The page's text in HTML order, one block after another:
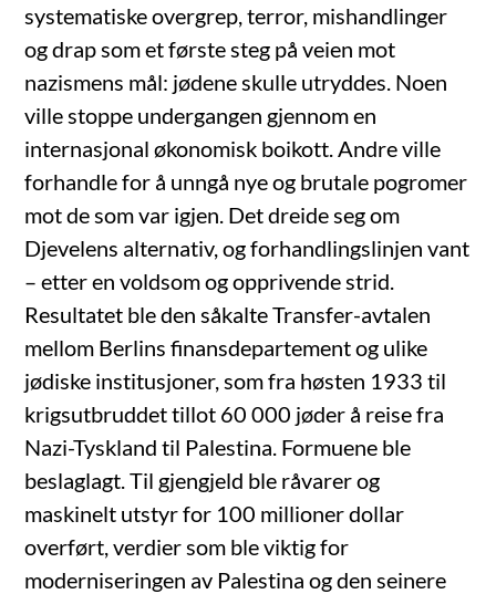
systematiske overgrep, terror, mishandlinger
og drap som et første steg på veien mot
nazismens mål: jødene skulle utryddes. Noen
ville stoppe undergangen gjennom en
internasjonal økonomisk boikott. Andre ville
forhandle for å unngå nye og brutale pogromer
mot de som var igjen. Det dreide seg om
Djevelens alternativ, og forhandlingslinjen vant
– etter en voldsom og opprivende strid.
Resultatet ble den såkalte Transfer-avtalen
mellom Berlins finansdepartement og ulike
jødiske institusjoner, som fra høsten 1933 til
krigsutbruddet tillot 60 000 jøder å reise fra
Nazi-Tyskland til Palestina. Formuene ble
beslaglagt. Til gjengjeld ble råvarer og
maskinelt utstyr for 100 millioner dollar
overført, verdier som ble viktig for
moderniseringen av Palestina og den seinere